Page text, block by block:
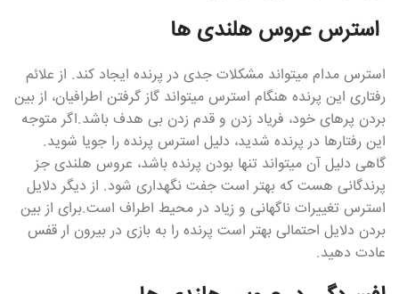
استرس عروس هلندی ها
استرس مدام میتواند مشکلات جدی در پرنده ایجاد کند. از علائم
رفتاری این پرنده هنگام استرس میتواند گاز گرفتن اطرافیان، از بین
بردن پرهای خود، فریاد زدن و قدم زدن بی هدف باشد.اگر متوجه
این رفتارها در پرنده شدید، دلیل استرس پرنده را جویا شوید.
گاهی دلیل آن میتواند تنها بودن پرنده باشد، عروس هلندی جز
پرندگانی هست که بهتر است جفت نگهداری شود. از دیگر دلایل
استرس تغییرات ناگهانی و زیاد در محیط اطراف است.برای از بین
بردن دلایل احتمالی بهتر است پرنده را به بازی در بیرون ار قفس
عادت دهید.